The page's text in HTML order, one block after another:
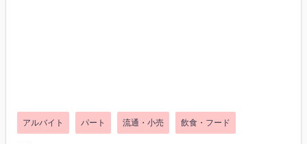
アルバイト パート 流通・小売 飲食・フード